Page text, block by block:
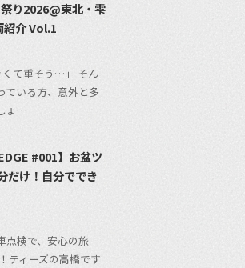
り2026@東北・雫
紹介 Vol.1
くて重そう…」 そん
ている方、意外と多
ょ…
#001】お盆ツ
だけ！自分ででき
点検で、安心の旅
ティーズの高橋です